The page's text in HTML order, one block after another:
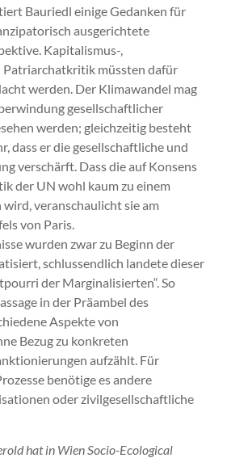
Bauriedl einige Gedanken für
ausgerichtete
Kapitalismus-,
müssten dafür
werden. Der Klimawandel mag
gesellschaftlicher
werden; gleichzeitig besteht
dass er die gesellschaftliche und
verschärft. Dass die auf Konsens
der UN wohl kaum zu einem
veranschaulicht sie am
von Paris.
wurden zwar zu Beginn der
schlussendlich landete dieser
der Marginalisierten“. So
in der Präambel des
Aspekte von
Bezug zu konkreten
aufzählt. Für
benötige es andere
oder zivilgesellschaftliche
hat in Wien Socio-Ecological